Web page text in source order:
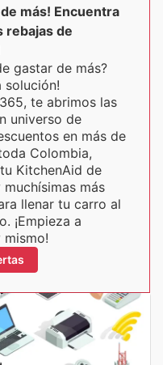
más! Encuentra
rebajas de
gastar de más?
solución!
te abrimos las
universo de
en más de
Colombia,
KitchenAid de
más
llenar tu carro al
¡Empieza a
mismo!